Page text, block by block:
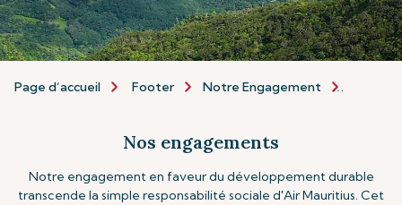
Page d’accueil Footer Notre Engagement
Nos engagements
Notre engagement en faveur du développement durable
transcende la simple responsabilité sociale d'Air Mauritius. Cet